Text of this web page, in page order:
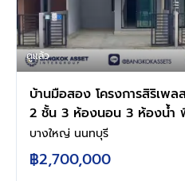
ดูแล้ว
บ้านมือสอง โครงการสิริเพ
2 ชั้น 3 ห้องนอน 3 ห้องน้ำ
ที่ดิน 16.2 ตร.ว. ทำเลบางใ
ภิเษก โครงการแสนสิริ ใกล้ร
ทางสะดวก
บางใหญ่ นนทบุรี
฿2,700,000